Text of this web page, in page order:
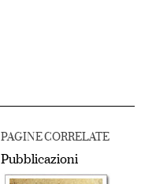
PAGINE CORRELATE
Pubblicazioni